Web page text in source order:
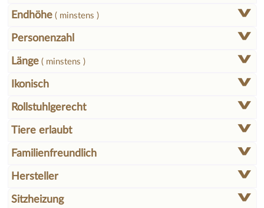
Endhöhe( minstens )
Personenzahl
Länge( minstens )
Ikonisch
Rollstuhlgerecht
Tiere erlaubt
Familienfreundlich
Hersteller
Sitzheizung